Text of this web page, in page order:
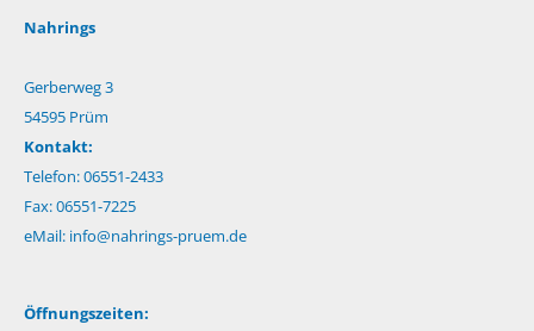
Nahrings
Gerberweg 3
54595 Prüm
Kontakt:
Telefon: 06551-2433
Fax: 06551-7225
eMail: info@nahrings-pruem.de
Öffnungszeiten: